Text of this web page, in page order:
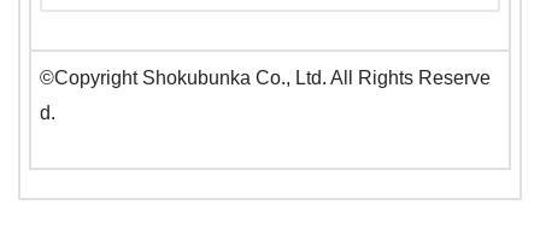
©Copyright Shokubunka Co., Ltd. All Rights Reserve
d.